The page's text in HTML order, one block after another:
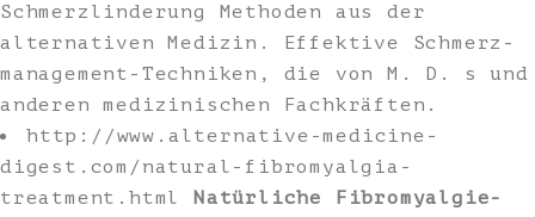
Schmerzlinderung Methoden aus der
alternativen Medizin. Effektive Schmerz-
management-Techniken, die von M. D. s und
anderen medizinischen Fachkräften.
http://www.alternative-medicine-
digest.com/natural-fibromyalgia-
treatment.html Natürliche Fibromyalgie-